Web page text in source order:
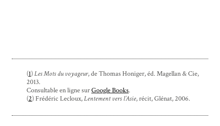
(1)Les Mots du voyageur, de Thomas Honiger, éd. Magellan & Cie,
2013.
Consultable en ligne surGoogle Books.
(2) Frédéric Lecloux,Lentement vers l’Asie, récit, Glénat, 2006.